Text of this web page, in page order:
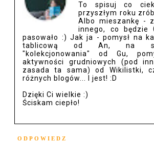
To spisuj co
przyszłym roku
Albo mieszankę -
innego, co będzie
pasowało :) Jak ja - pomysł na
tablicową od An, na
"kolekcjonowania" od Gu,
aktywności grudniowych (pod
zasada ta sama) od Wikilistki,
różnych blogów... I jest! :D
Dzięki Ci wielkie :)
Ściskam ciepło!
ODPOWIEDZ